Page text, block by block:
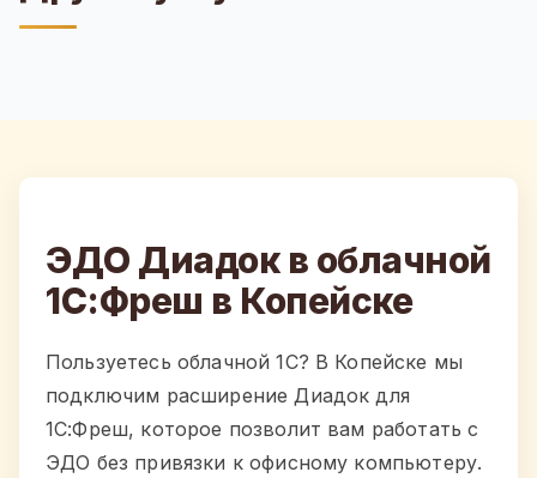
ЭДО Диадок в облачной
1С:Фреш в Копейске
Пользуетесь облачной 1С? В Копейске мы
подключим расширение Диадок для
1С:Фреш, которое позволит вам работать с
ЭДО без привязки к офисному компьютеру.